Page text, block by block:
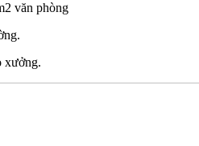
văn phòng
xưởng.